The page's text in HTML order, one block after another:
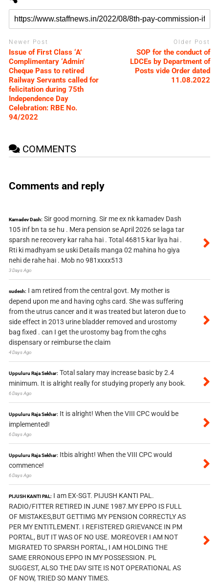
Newer Post
Issue of First Class ‘A’
Complimentary ‘Admin’
Cheque Pass to retired
Railway Servants called for
felicitation during 75th
Independence Day
Celebration: RBE No.
94/2022
Older Post
SOP for the conduct of
LDCEs by Department of
Posts vide Order dated
11.08.2022
COMMENTS
Comments and reply
Kamadev Dash: Sir good morning. Sir me ex nk kamadev Dash
105 inf bn ta se hu . Mera pension se April 2026 se laga tar
sparsh ne recovery kar raha hai . Total 46815 kar liya hai .
Rti ki madhyam se uski Details manga 02 mahina ho giya
nehi de rahe hai . Mob no 981xxxx513
3 Days Ago
sudesh: I am retired from the central govt. My mother is
depend upon me and having cghs card. She was suffering
from the utrus cancer and it was treated but lateron due to
side effect in 2013 urine bladder removed and urostomy
bag fixed . can I get the urostomy bag from the cghs
dispensary or reimburse the claim
4 Days Ago
Uppuluru Raja Sekhar: Total salary may increase basic by 2.4
minimum. It is alright really for studying properly any book.
6 Days Ago
Uppuluru Raja Sekhar: It is alright! When the VIII CPC would be
implemented!
6 Days Ago
Uppuluru Raja Sekhar: Itbis alright! When the VIII CPC would
commence!
6 Days Ago
PIJUSH KANTI PAL: I am EX-SGT. PIJUSH KANTI PAL.
RADIO/FITTER RETIRED IN JUNE 1987.MY EPPO IS FULL
OF MISTAKES,BUT GETTIMG MY PENSION CORRECTLY AS
PER MY ENTITLEMENT. I REFISTERED GRIEVANCE IN PM
PORTAL, BUT IT WAS OF NO USE. MOREOVER I AM NOT
MIGRATED TO SPARSH PORTAL, I AM HOLDING THE
SAME ERRONOUS EPPO IN MY POSSESSION. PL
SUGGEST, ALSO THE DAV SITE IS NOT OPERATIONAL AS
OF NOW, TRIED SO MANY TIMES.